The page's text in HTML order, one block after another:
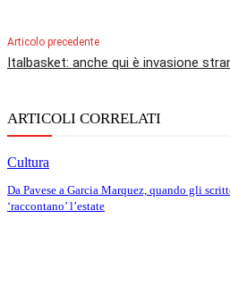
Articolo precedente
Italbasket: anche qui è invasione
ARTICOLI CORRELATI
Cultura
Da Pavese a Garcia Marquez, quando gli
‘raccontano’ l’estate